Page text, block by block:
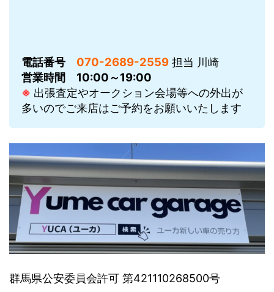
電話番号 070-2689-2559 担当 川崎
営業時間
10:00～19:00
※ 出張査定やオークション会場等への外出が
多いのでご来店はご予約をお願いいたします
群馬県公安委員会許可 第421110268500号